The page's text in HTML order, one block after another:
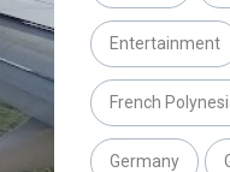
Entertainment
French
Germany